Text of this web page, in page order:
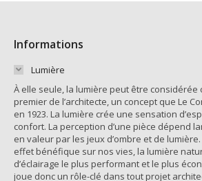
Informations
Lumière
À elle seule, la lumière peut être considérée
premier de l’architecte, un concept que Le
en 1923. La lumière crée une sensation
confort. La perception d’une pièce dépend
en valeur par les jeux d’ombre et de
effet bénéfique sur nos vies, la lumière
d’éclairage le plus performant et le plus
joue donc un rôle-clé dans tout projet